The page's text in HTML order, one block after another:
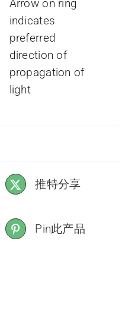
Arrow on ring
indicates
preferred
direction of
propagation of
light
推特分享
Pin此产品